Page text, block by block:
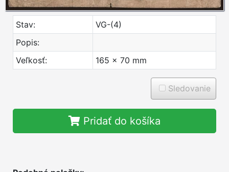
Stav:
VG-(4)
Popis:
Veľkosť:
165 x 70 mm
Sledovanie
Pridať do košíka